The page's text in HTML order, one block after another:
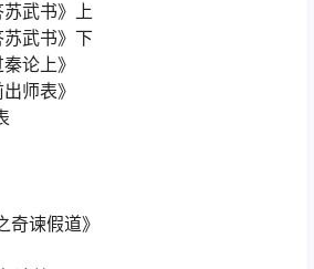
赵太后》
客书》
少卿书》上
少卿书》下
武书》上
武书》下
论上》
师表》